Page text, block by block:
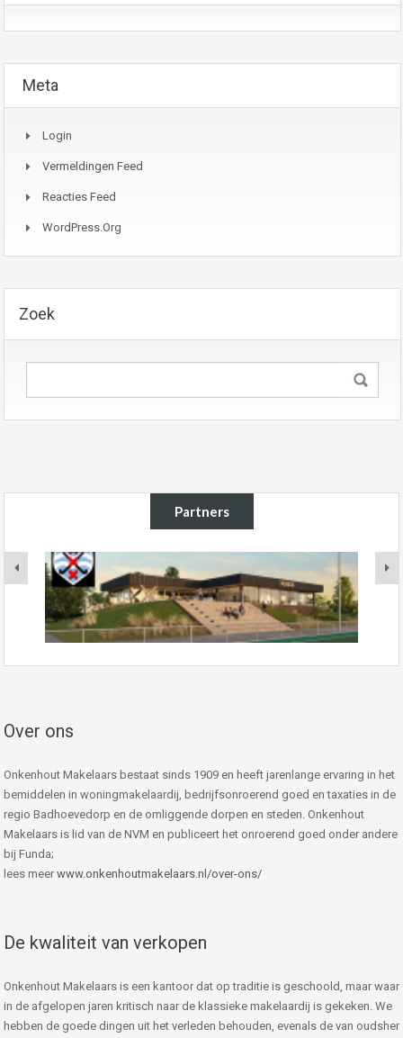
Meta
Login
Vermeldingen Feed
Reacties Feed
WordPress.org
Zoek
Partners
Over ons
Onkenhout Makelaars bestaat sinds 1909 en heeft jarenlange ervaring in het
bemiddelen in woningmakelaardij, bedrijfsonroerend goed en taxaties in de
regio Badhoevedorp en de omliggende dorpen en steden. Onkenhout
Makelaars is lid van de NVM en publiceert het onroerend goed onder andere
bij Funda;
lees meer www.onkenhoutmakelaars.nl/over-ons/
De kwaliteit van verkopen
Onkenhout Makelaars is een kantoor dat op traditie is geschoold, maar waar
in de afgelopen jaren kritisch naar de klassieke makelaardij is gekeken. We
hebben de goede dingen uit het verleden behouden, evenals de van oudsher